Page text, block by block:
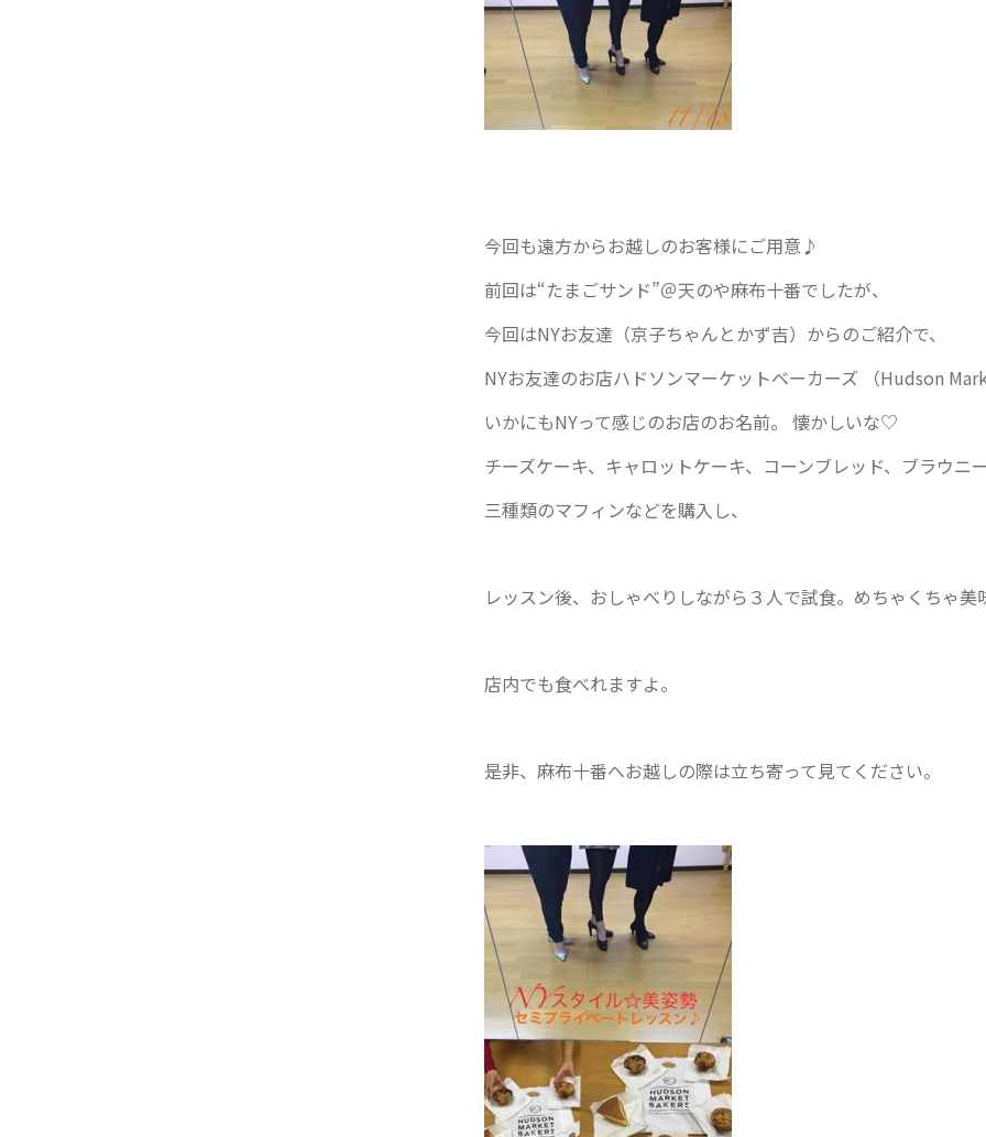
今回も遠方からお越しのお客様にご用意♪
前回は“たまごサンド”＠天のや麻布十番でしたが、
今回はNYお友達（京子ちゃんとかず吉）からのご紹介で、
NYお友達のお店ハドソンマーケットベーカーズ （Hudson
いかにもNYって感じのお店のお名前。 懐かしいな♡
チーズケーキ、キャロットケーキ、コーンブレッド、ブラウニ
三種類のマフィンなどを購入し、
レッスン後、おしゃべりしながら３人で試食。めちゃくちゃ
店内でも食べれますよ。
是非、麻布十番へお越しの際は立ち寄って見てください。